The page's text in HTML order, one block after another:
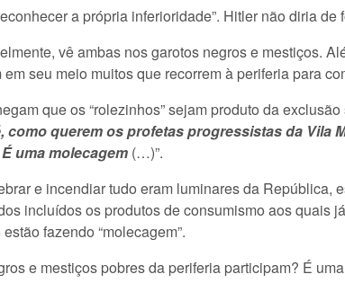
a própria inferioridade”. Hitler não diria de
vê ambas nos garotos negros e mestiços.
seu meio muitos que recorrem à periferia para
que os “rolezinhos” sejam produto da
como querem os profetas progressistas da Vila
uma molecagem (…)”.
e incendiar tudo eram luminares da República,
incluídos os produtos de consumismo aos quais
fazendo “molecagem”.
e mestiços pobres da periferia participam? É